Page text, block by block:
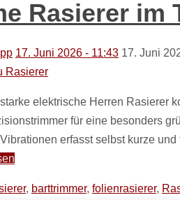
Rasierer im
17. Juni 2026 - 11:43 17. Juni
elektrische Herren Rasierer
für eine besonders
erfasst selbst kurze
, barttrimmer, folienrasierer,